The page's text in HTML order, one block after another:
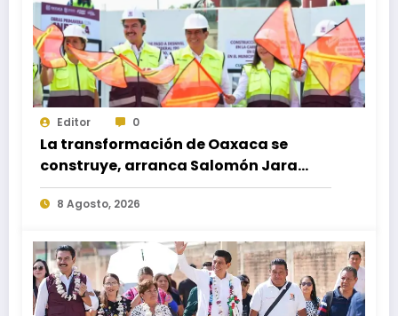
Editor 0
La transformación de Oaxaca se
construye, arranca Salomón Jara
obra del paso a desnivel en la
carretera federal 190 kilómetro 184 +
8 Agosto, 2026